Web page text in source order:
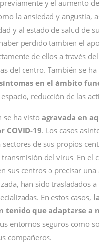
y el aumento
la ansiedad y angustia,
y al estado de salud de
perdido también el
de ellos a través
del centro. También se
síntomas en el ámbito
reducción de las
se ha visto agravada en
COVID-19. Los casos
sectores de sus propios
del virus. En el
sus centros o precisar
han sido trasladados
En estos casos,
tenido que adaptarse a
entornos seguros como
compañeros.